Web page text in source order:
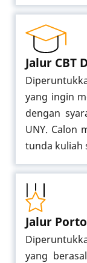
Jalur CBT
yang ingin
dengan
UNY. Calon
tunda kuliah
Jalur
yang